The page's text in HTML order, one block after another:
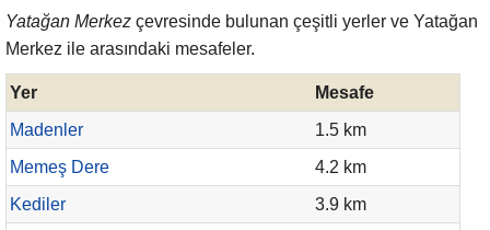
Yatağan Merkez çevresinde bulunan çeşitli yerler ve Yatağan
Merkez ile arasındaki mesafeler.
Yer
Mesafe
Madenler
1.5 km
Memeş Dere
4.2 km
Kediler
3.9 km